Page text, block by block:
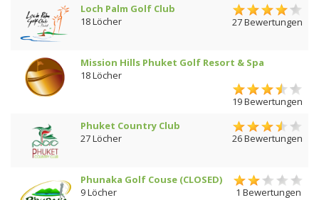
Loch Palm Golf Club
18 Löcher
27 Bewertungen
Mission Hills Phuket Golf Resort & Spa
18 Löcher
19 Bewertungen
Phuket Country Club
27 Löcher
26 Bewertungen
Phunaka Golf Couse (CLOSED)
9 Löcher
1 Bewertungen